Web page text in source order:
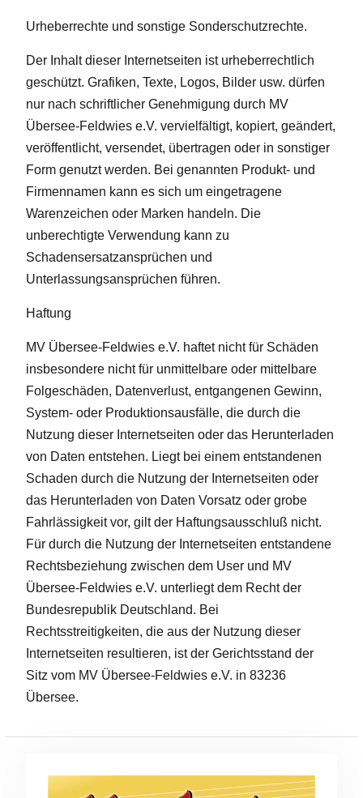
Urheberrechte und sonstige Sonderschutzrechte.
Der Inhalt dieser Internetseiten ist urheberrechtlich
geschützt. Grafiken, Texte, Logos, Bilder usw. dürfen
nur nach schriftlicher Genehmigung durch MV
Übersee-Feldwies e.V. vervielfältigt, kopiert, geändert,
veröffentlicht, versendet, übertragen oder in sonstiger
Form genutzt werden. Bei genannten Produkt- und
Firmennamen kann es sich um eingetragene
Warenzeichen oder Marken handeln. Die
unberechtigte Verwendung kann zu
Schadensersatzansprüchen und
Unterlassungsansprüchen führen.
Haftung
MV Übersee-Feldwies e.V. haftet nicht für Schäden
insbesondere nicht für unmittelbare oder mittelbare
Folgeschäden, Datenverlust, entgangenen Gewinn,
System- oder Produktionsausfälle, die durch die
Nutzung dieser Internetseiten oder das Herunterladen
von Daten entstehen. Liegt bei einem entstandenen
Schaden durch die Nutzung der Internetseiten oder
das Herunterladen von Daten Vorsatz oder grobe
Fahrlässigkeit vor, gilt der Haftungsausschluß nicht.
Für durch die Nutzung der Internetseiten entstandene
Rechtsbeziehung zwischen dem User und MV
Übersee-Feldwies e.V. unterliegt dem Recht der
Bundesrepublik Deutschland. Bei
Rechtsstreitigkeiten, die aus der Nutzung dieser
Internetseiten resultieren, ist der Gerichtsstand der
Sitz vom MV Übersee-Feldwies e.V. in 83236
Übersee.